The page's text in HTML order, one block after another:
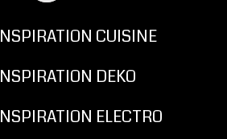
CUISINE
DEKO
ELECTRO